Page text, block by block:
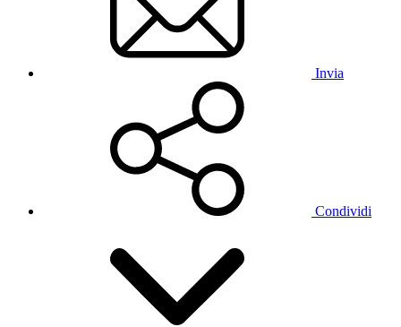
Invia
Condividi